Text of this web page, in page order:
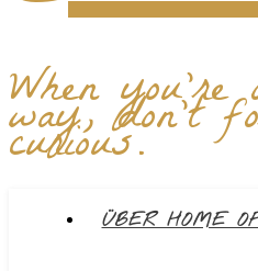
When you're
way, don't
curious.
ÜBER HOME